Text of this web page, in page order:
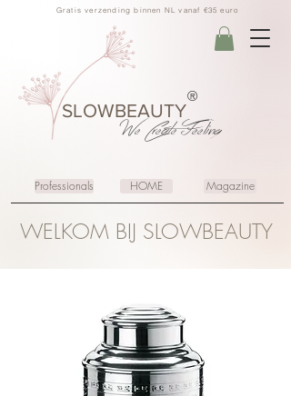
Gratis verzending binnen NL vanaf €35 euro
SLOWBEAUTY
We CreateFeeling
®
Professionals HOME Magazine
WELKOM BIJ SLOWBEAUTY